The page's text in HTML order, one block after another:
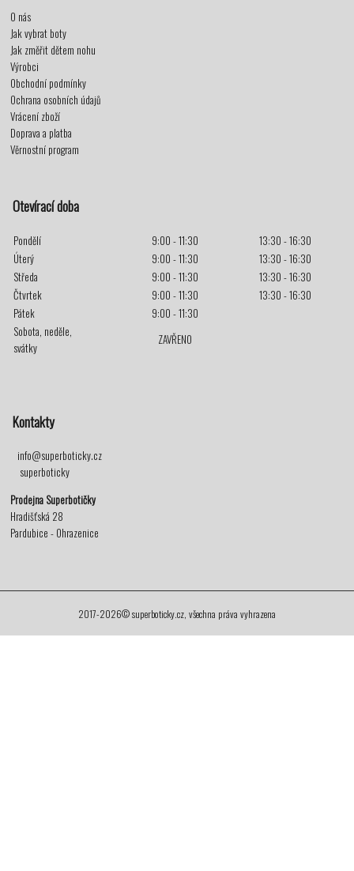
O nás
Jak vybrat boty
Jak změřit dětem nohu
Výrobci
Obchodní podmínky
Ochrana osobních údajů
Vrácení zboží
Doprava a platba
Věrnostní program
Otevírací doba
Pondělí 9:00 - 11:30
13:30 - 16:30
Úterý
9:00 - 11:30
13:30 - 16:30
Středa
9:00 - 11:30
13:30 - 16:30
Čtvrtek
9:00 - 11:30
13:30 - 16:30
Pátek
9:00 - 11:30
Sobota, neděle,
svátky
ZAVŘENO
Kontakty
info@superboticky.cz
superboticky
Prodejna Superbotičky
Hradišťská 28
Pardubice - Ohrazenice
2017-2026© superboticky.cz, všechna práva vyhrazena